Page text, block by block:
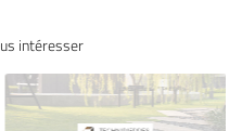
intéresser